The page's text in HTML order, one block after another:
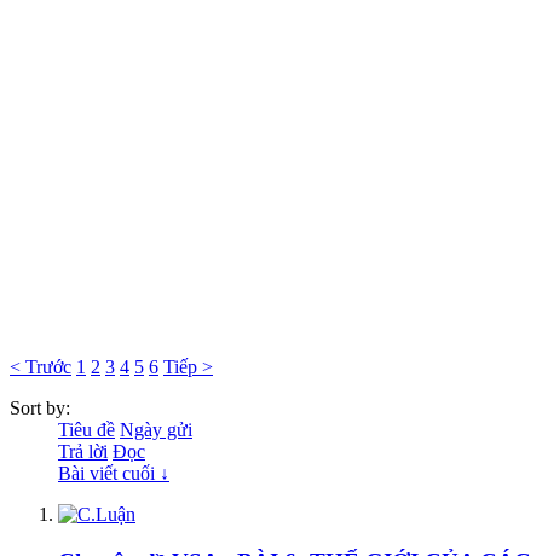
< Trước 1 2 3 4 5 6 Tiếp >
Sort by:
Tiêu đề Ngày gửi
Trả lời Đọc
Bài viết cuối ↓